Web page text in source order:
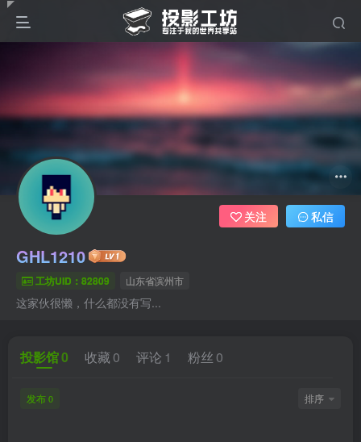
GHL1210
工坊UID：82809 山东省滨州市
这家伙很懒，什么都没有写...
关注 私信
投影馆0 收藏 0 评论 1 粉丝 0
发布 0 排序